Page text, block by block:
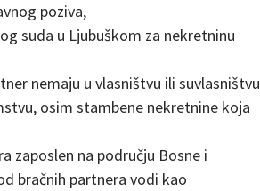
poziva,
suda u Ljubuškom za nekretninu
nemaju u vlasništvu ili suvlasništvu
osim stambene nekretnine koja
zaposlen na području Bosne i
bračnih partnera vodi kao